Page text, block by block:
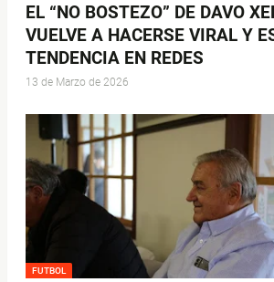
EL “NO BOSTEZO” DE DAVO
VUELVE A HACERSE VIRAL Y
TENDENCIA EN REDES
13 de Marzo de 2026
FUTBOL